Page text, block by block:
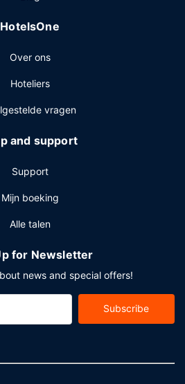
en een snelle uitcheckservice.
in dit hotel. Er is een
de luchthaven (op geplande tijden
een shuttleservice van/naar de
wordt aangeboden.
HotelsOne
Over ons
Hoteliers
vragen
and support
Support
Mijn boeking
Alle talen
for Newsletter
news and special offers!
Subscribe